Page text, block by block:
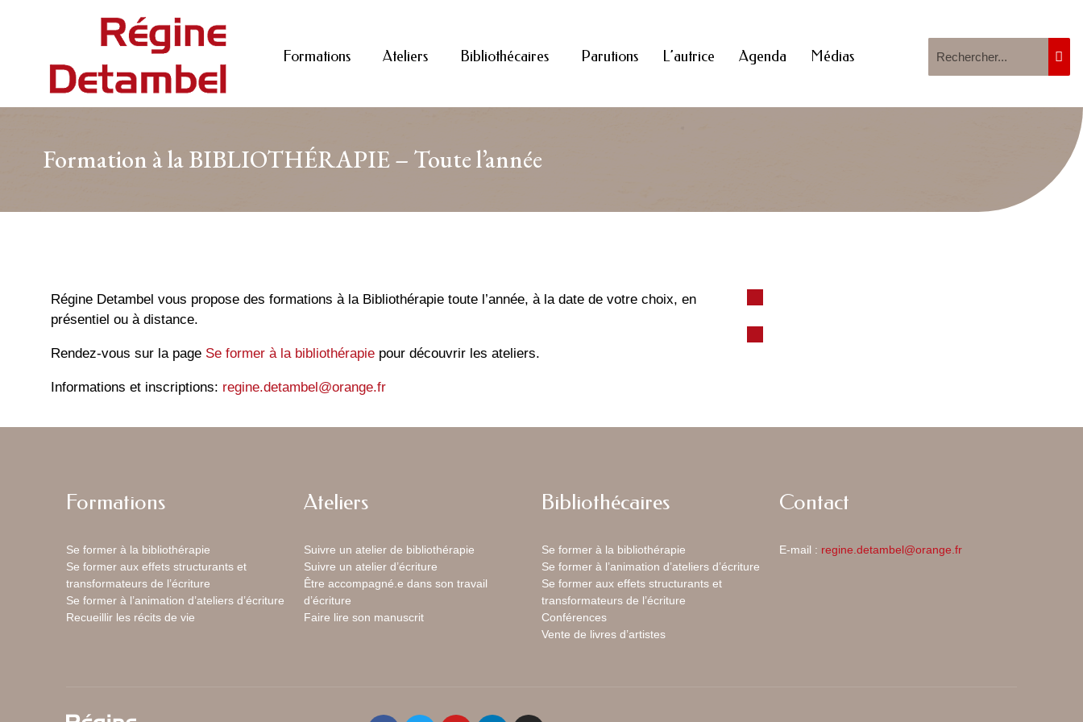
Formations Ateliers Bibliothécaires Parutions L’autrice Agenda Médias
Formation à la BIBLIOTHÉRAPIE – Toute l’année
Régine Detambel vous propose des formations à la Bibliothérapie toute l’année, à la date de votre choix, en
présentiel ou à distance.
Rendez-vous sur la page Se former à la bibliothérapiepour découvrir les ateliers.
Informations et inscriptions: regine.detambel@orange.fr
Formations
Se former à la bibliothérapie
Se former aux effets structurants et
transformateurs de l’écriture
Se former à l’animation d’ateliers d’écriture
Recueillir les récits de vie
Ateliers
Suivre un atelier de bibliothérapie
Suivre un atelier d’écriture
Être accompagné.e dans son travail
d’écriture
Faire lire son manuscrit
Bibliothécaires
Se former à la bibliothérapie
Se former à l’animation d’ateliers d’écriture
Se former aux effets structurants et
transformateurs de l’écriture
Conférences
Vente de livres d’artistes
Contact
E-mail : regine.detambel@orange.fr